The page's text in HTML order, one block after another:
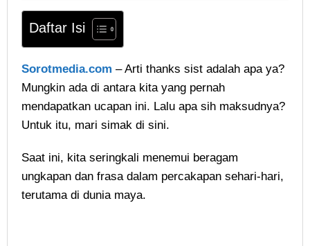
Daftar Isi
Sorotmedia.com – Arti thanks sist adalah apa ya?
Mungkin ada di antara kita yang pernah
mendapatkan ucapan ini. Lalu apa sih maksudnya?
Untuk itu, mari simak di sini.
Saat ini, kita seringkali menemui beragam
ungkapan dan frasa dalam percakapan sehari-hari,
terutama di dunia maya.